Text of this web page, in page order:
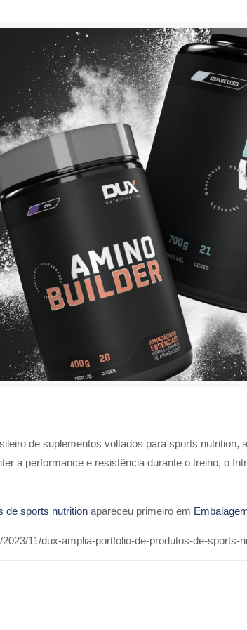
de suplementos voltados para sports
a performance e resistência durante o treino, o
de sports nutritionapareceu primeiro em
11/dux-amplia-portfolio-de-produtos-de-sports-